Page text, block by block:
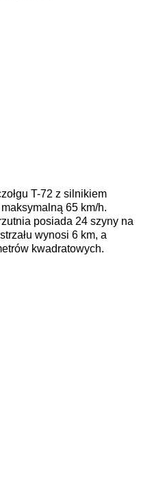
T-72 z silnikiem
65 km/h.
posiada 24 szyny na
wynosi 6 km, a
kwadratowych.